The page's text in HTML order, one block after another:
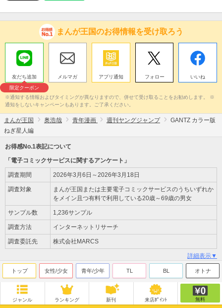
まんが王国のお得情報を受け取ろう
友だち追加
限定クーポン
メルマガ アプリ通知 フォロー いいね
※通知する情報およびタイミングが異なりますので、併せて受け取ることをお勧めします。 ※
通知をしないキャンペーンもあります。ご了承ください。
まんが王国 奥浩哉 青年漫画 週刊ヤングジャンプ
GANTZ カラー版
ねぎ星人編
お得感No.1表記について
「電子コミックサービスに関するアンケート」
調査期間 2026年3月6日～2026年3月18日
調査対象
まんが王国または主要電子コミックサービスのうちいずれか
をメイン且つ有料で利用している20歳～69歳の男女
サンプル数 1,236サンプル
調査方法 インターネットリサーチ
調査委託先 株式会社MARCS
詳細表示▼
トップ 女性/少女 青年/少年 TL BL オトナ
ジャンル ランキング 新刊 来店ﾎﾟｲﾝﾄ 無料